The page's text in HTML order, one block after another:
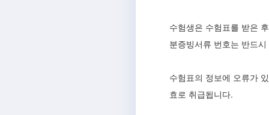
수험생은 수험표를 받은
분증빙서류 번호는 반드
수험표의 정보에 오류가
효로 취급됩니다.